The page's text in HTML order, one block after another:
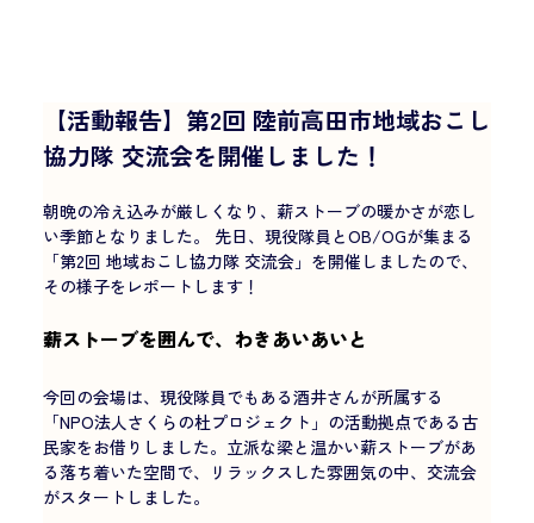
【活動報告】第2回 陸前高田市地域おこし
協力隊 交流会を開催しました！
朝晩の冷え込みが厳しくなり、薪ストーブの暖かさが恋し
い季節となりました。 先日、現役隊員とOB/OGが集まる
「第2回 地域おこし協力隊 交流会」を開催しましたので、
その様子をレポートします！
薪ストーブを囲んで、わきあいあいと
今回の会場は、現役隊員でもある酒井さんが所属する
「NPO法人さくらの杜プロジェクト」の活動拠点である古
民家をお借りしました。立派な梁と温かい薪ストーブがあ
る落ち着いた空間で、リラックスした雰囲気の中、交流会
がスタートしました。